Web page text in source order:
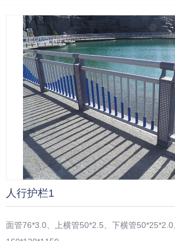
人行护栏1
面管76*3.0、上横管50*2.5、下横管